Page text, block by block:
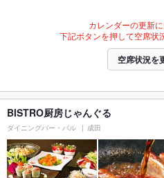
カレンダーの更新に
下記ボタンを押して空席状
空席状況を
BISTRO厨房じゃんぐる
ダイニングバー・バル 成田